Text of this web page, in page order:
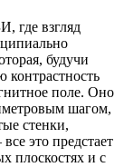
где взгляд
будучи
контрастность
поле. Оно
шагом,
стенки,
это предстает
плоскостях и с